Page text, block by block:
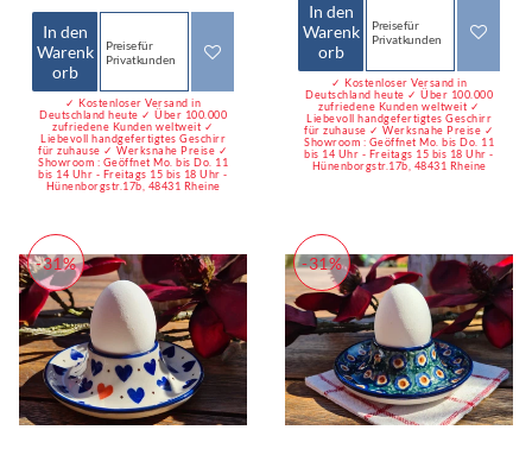
In den
Warenk
orb
Preise für
Privatkunden
✓ Kostenloser Versand in
Deutschland heute ✓ Über 100.000
zufriedene Kunden weltweit ✓
Liebevoll handgefertigtes Geschirr
für zuhause ✓ Werksnahe Preise ✓
Showroom : Geöffnet Mo. bis Do. 11
bis 14 Uhr - Freitags 15 bis 18 Uhr -
Hünenborgstr.17b, 48431 Rheine
In den
Warenk
orb
Preise für
Privatkunden
✓ Kostenloser Versand in
Deutschland heute ✓ Über 100.000
zufriedene Kunden weltweit ✓
Liebevoll handgefertigtes Geschirr
für zuhause ✓ Werksnahe Preise ✓
Showroom : Geöffnet Mo. bis Do. 11
bis 14 Uhr - Freitags 15 bis 18 Uhr -
Hünenborgstr.17b, 48431 Rheine
-31% -31%